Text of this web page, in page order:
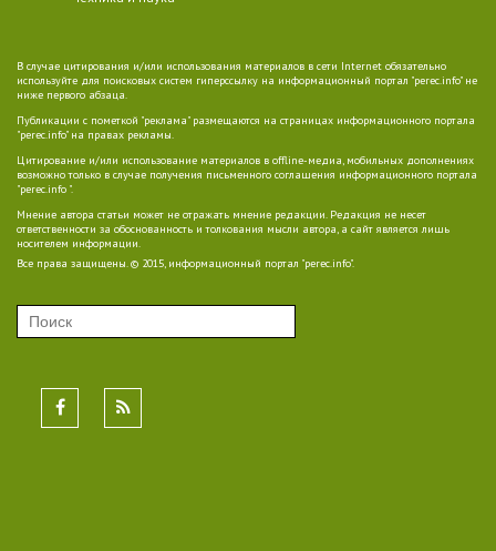
В случае цитирования и/или использования материалов в сети Internet обязательно
используйте для поисковых систем гиперссылку на информационный портал "perec.info" не
ниже первого абзаца.
Публикации с пометкой "реклама" размещаются на страницах информационного портала
"perec.info" на правах рекламы.
Цитирование и/или использование материалов в offline-медиа, мобильных дополнениях
возможно только в случае получения письменного соглашения информационного портала
"perec.info ".
Мнение автора статьи может не отражать мнение редакции. Редакция не несет
ответственности за обоснованность и толкования мысли автора, а сайт является лишь
носителем информации.
Все права защищены. © 2015, информационный портал "perec.info".